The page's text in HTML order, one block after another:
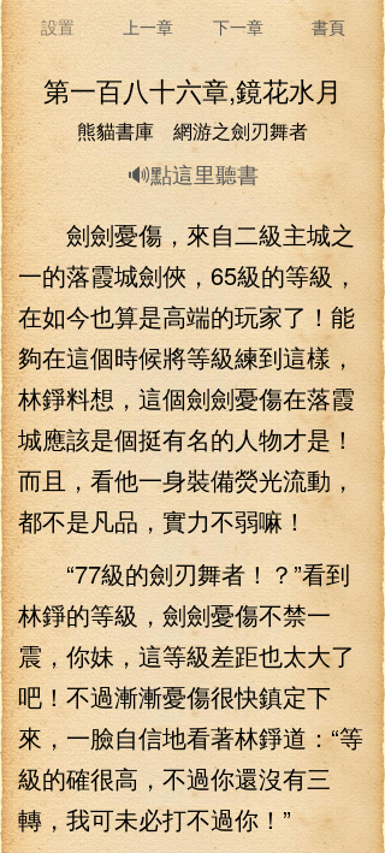
設置 上一章 下一章 書頁
第一百八十六章,鏡花水月
熊貓書庫 網游之劍刃舞者
🔊點這里聽書
劍劍憂傷，來自二級主城之
一的落霞城劍俠，65級的等級，
在如今也算是高端的玩家了！能
夠在這個時候將等級練到這樣，
林錚料想，這個劍劍憂傷在落霞
城應該是個挺有名的人物才是！
而且，看他一身裝備熒光流動，
都不是凡品，實力不弱嘛！
“77級的劍刃舞者！？”看到
林錚的等級，劍劍憂傷不禁一
震，你妹，這等級差距也太大了
吧！不過漸漸憂傷很快鎮定下
來，一臉自信地看著林錚道：“等
級的確很高，不過你還沒有三
轉，我可未必打不過你！”